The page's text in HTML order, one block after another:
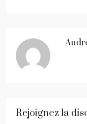
Rejoignez la